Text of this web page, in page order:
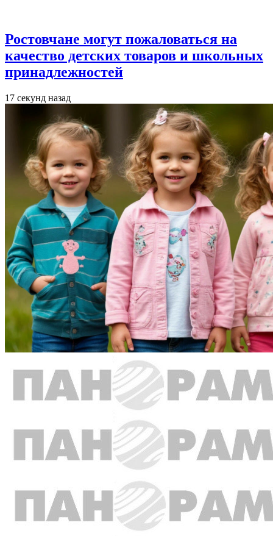
Ростовчане могут пожаловаться на
качество детских товаров и школьных
принадлежностей
17 секунд назад